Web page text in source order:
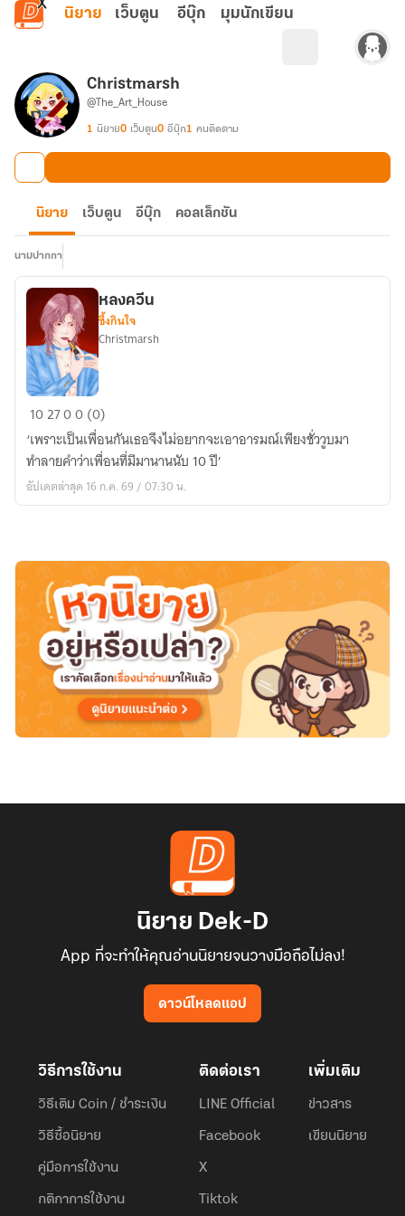
ข้ามไปยังเนื้อหาหลัก
นิยาย เว็บตูน อีบุ๊ก มุมนักเขียน
Christmarsh
@The_Art_House
1 นิยาย0 เว็บตูน0 อีบุ๊ก1 คนติดตาม
นิยาย เว็บตูน อีบุ๊ก คอลเล็กชัน
นามปากกา
หลง
หลงควีน
ซึ้งกินใจ
Christmarsh
102700 (0)
‘เพราะเป็นเพื่อนกันเธอจึงไม่อยากจะเอาอารมณ์เพียงชั่ววูบมา
ทำลายคำว่าเพื่อนที่มีมานานนับ 10 ปี’
อัปเดตล่าสุด 16 ก.ค. 69 / 07:30 น.
นิยาย Dek-D
App ที่จะทำให้คุณอ่านนิยายจนวางมือถือไม่ลง!
ดาวน์โหลดแอป
วิธีการใช้งาน
วิธีเติม Coin / ชำระเงิน
วิธีซื้อนิยาย
คู่มือการใช้งาน
กติกาการใช้งาน
ติดต่อเรา
LINE Official
Facebook
X
Tiktok
เพิ่มเติม
ข่าวสาร
เขียนนิยาย